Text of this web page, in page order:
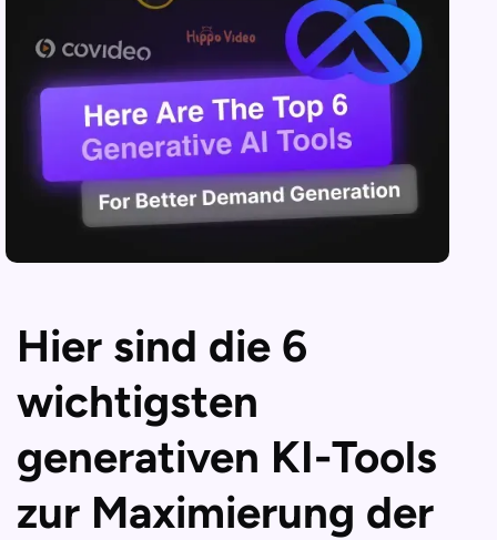
Hier sind die 6
wichtigsten
generativen KI-Tools
zur Maximierung der